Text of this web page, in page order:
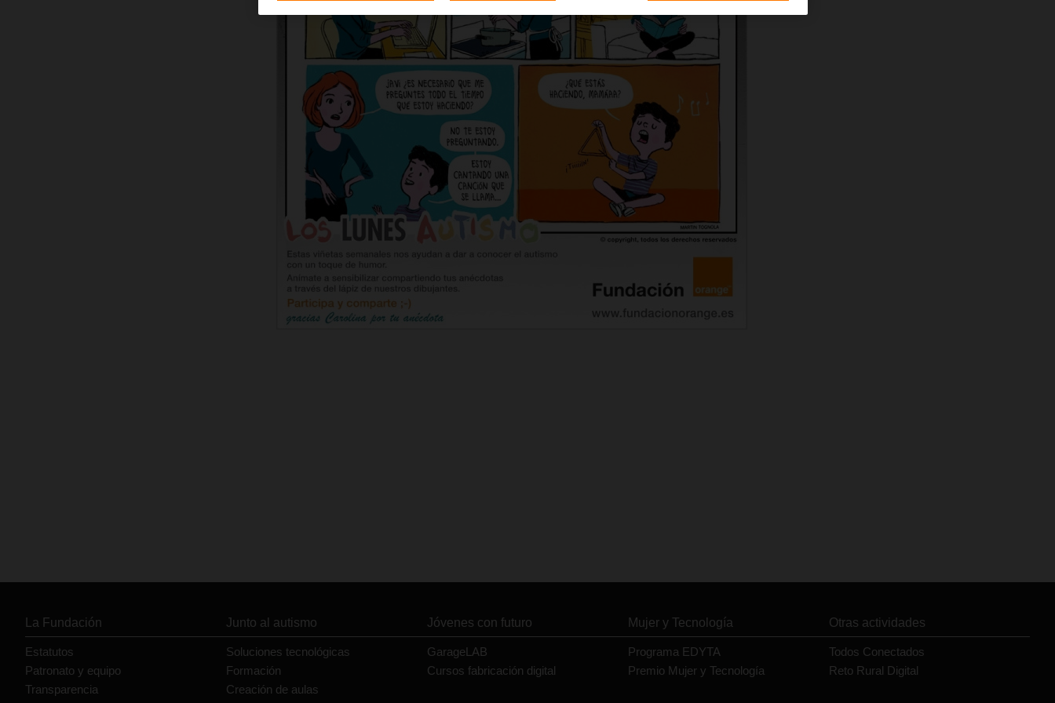
La Fundación
Estatutos
Patronato y equipo
Transparencia
Junto al autismo
Soluciones tecnológicas
Formación
Creación de aulas
Jóvenes con futuro
GarageLAB
Cursos fabricación digital
Mujer y Tecnología
Programa EDYTA
Premio Mujer y Tecnología
Otras actividades
Todos Conectados
Reto Rural Digital